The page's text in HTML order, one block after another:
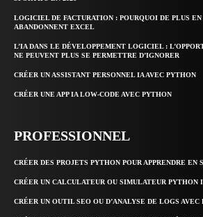
LOGICIEL DE FACTURATION : POURQUOI DE PLUS EN
ABANDONNENT EXCEL
L’IA DANS LE DÉVELOPPEMENT LOGICIEL :
NE PEUVENT PLUS SE PERMETTRE D’IGNORER
CRÉER UN ASSISTANT PERSONNEL IA AVEC PYTHON
CRÉER UNE APP IA LOW-CODE AVEC PYTHON
PROFESSIONNEL
CRÉER DES PROJETS PYTHON POUR APPRENDRE EN
CRÉER UN CALCULATEUR OU SIMULATEUR PYTHON
CRÉER UN OUTIL SEO OU D’ANALYSE DE LOGS AVEC